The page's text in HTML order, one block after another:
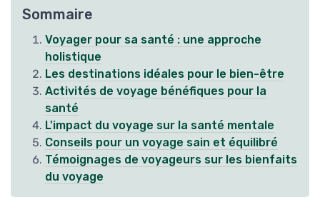
Sommaire
Voyager pour sa santé : une approche
holistique
Les destinations idéales pour le bien-être
Activités de voyage bénéfiques pour la
santé
L'impact du voyage sur la santé mentale
Conseils pour un voyage sain et équilibré
Témoignages de voyageurs sur les bienfaits
du voyage